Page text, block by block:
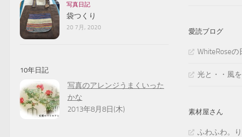
写真日記
袋つくり
20 7月, 2020
10年日記
写真のアレンジうまくいった
かな
2013年8月8日(木)
愛読ブログ
WhiteRoseの
光と・・風
素材屋さん
ふわふわ。り